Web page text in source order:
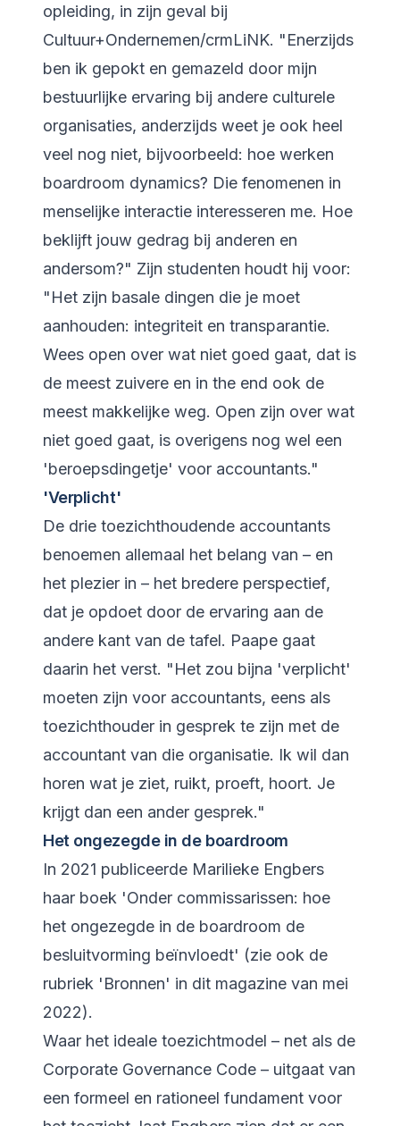
opleiding, in zijn geval bij
Cultuur+Ondernemen/crmLiNK. "Enerzijds
ben ik gepokt en gemazeld door mijn
bestuurlijke ervaring bij andere culturele
organisaties, anderzijds weet je ook heel
veel nog niet, bijvoorbeeld: hoe werken
boardroom dynamics? Die fenomenen in
menselijke interactie interesseren me. Hoe
beklijft jouw gedrag bij anderen en
andersom?" Zijn studenten houdt hij voor:
"Het zijn basale dingen die je moet
aanhouden: integriteit en transparantie.
Wees open over wat niet goed gaat, dat is
de meest zuivere en in the end ook de
meest makkelijke weg. Open zijn over wat
niet goed gaat, is overigens nog wel een
'beroepsdingetje' voor accountants."
'Verplicht'
De drie toezichthoudende accountants
benoemen allemaal het belang van – en
het plezier in – het bredere perspectief,
dat je opdoet door de ervaring aan de
andere kant van de tafel. Paape gaat
daarin het verst. "Het zou bijna 'verplicht'
moeten zijn voor accountants, eens als
toezichthouder in gesprek te zijn met de
accountant van die organisatie. Ik wil dan
horen wat je ziet, ruikt, proeft, hoort. Je
krijgt dan een ander gesprek."
Het ongezegde in de boardroom
In 2021 publiceerde Marilieke Engbers
haar boek 'Onder commissarissen: hoe
het ongezegde in de boardroom de
besluitvorming beïnvloedt' (zie ook de
rubriek 'Bronnen' in dit magazine van mei
2022).
Waar het ideale toezichtmodel – net als de
Corporate Governance Code – uitgaat van
een formeel en rationeel fundament voor